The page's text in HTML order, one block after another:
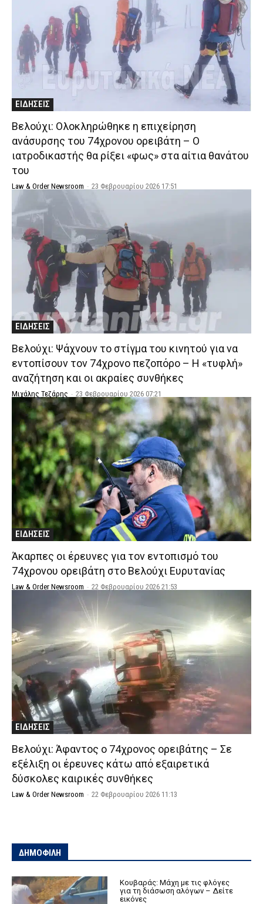
ΕΙΔΗΣΕΙΣ
Βελούχι: Ολοκληρώθηκε η επιχείρηση
ανάσυρσης του 74χρονου ορειβάτη – Ο
ιατροδικαστής θα ρίξει «φως» στα αίτια θανάτου
του
Law & Order Newsroom - 23 Φεβρουαρίου 2026 17:51
ΕΙΔΗΣΕΙΣ
Βελούχι: Ψάχνουν το στίγμα του κινητού για να
εντοπίσουν τον 74χρονο πεζοπόρο – Η «τυφλή»
αναζήτηση και οι ακραίες συνθήκες
Μιχάλης Τεζάρης - 23 Φεβρουαρίου 2026 07:21
ΕΙΔΗΣΕΙΣ
Άκαρπες οι έρευνες για τον εντοπισμό του
74χρονου ορειβάτη στο Βελούχι Ευρυτανίας
Law & Order Newsroom - 22 Φεβρουαρίου 2026 21:53
ΕΙΔΗΣΕΙΣ
Βελούχι: Άφαντος ο 74χρονος ορειβάτης – Σε
εξέλιξη οι έρευνες κάτω από εξαιρετικά
δύσκολες καιρικές συνθήκες
Law & Order Newsroom - 22 Φεβρουαρίου 2026 11:13
ΔΗΜΟΦΙΛΗ
Κουβαράς: Μάχη με τις φλόγες
για τη διάσωση αλόγων – Δείτε
εικόνες